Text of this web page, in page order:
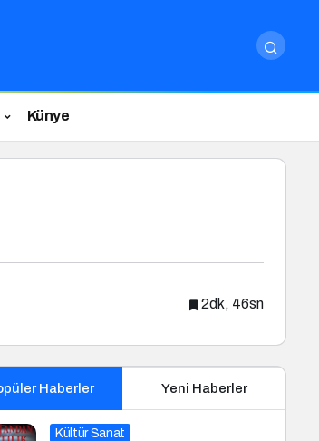
Künye
2dk, 46sn
Haberler Yeni Haberler
Kültür Sanat